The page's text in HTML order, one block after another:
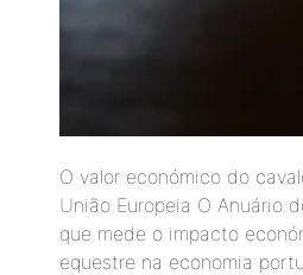
O valor económico do
União Europeia O Anuário
que mede o impacto
equestre na economia